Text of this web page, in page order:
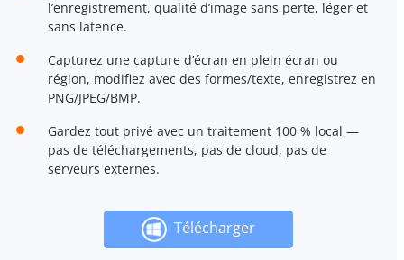
l’enregistrement, qualité d’image sans perte, léger et
sans latence.
Capturez une capture d’écran en plein écran ou
région, modifiez avec des formes/texte, enregistrez en
PNG/JPEG/BMP.
Gardez tout privé avec un traitement 100 % local —
pas de téléchargements, pas de cloud, pas de
serveurs externes.
Télécharger